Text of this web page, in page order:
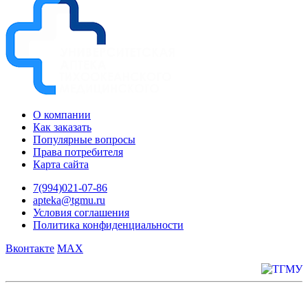
О компании
Как заказать
Популярные вопросы
Права потребителя
Карта сайта
7(994)021-07-86
apteka@tgmu.ru
Условия соглашения
Политика конфиденциальности
Вконтакте MAX